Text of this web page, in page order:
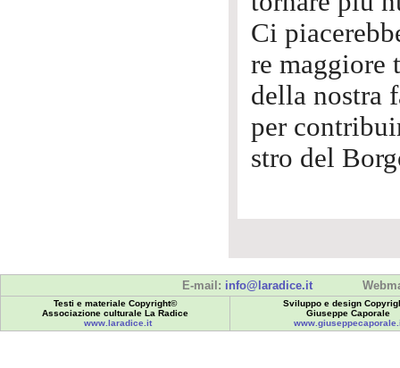
Ci
re maggiore
della nostra
per
stro del
E-mail: info@laradice.it
Testi e materiale Copyright©
Associazione culturale La Radice
www.laradice.it
Sviluppo e design
Giuseppe Caporale